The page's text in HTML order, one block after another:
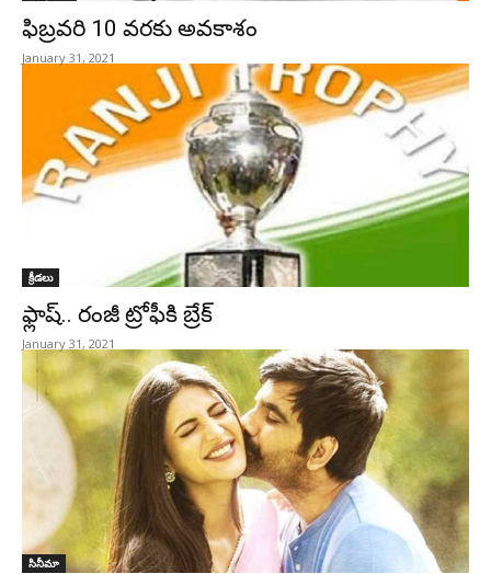
ఫిబ్రవరి 10 వరకు అవకాశం
January 31, 2021
క్రీడలు
ఫ్లాష్.. రంజీ ట్రోఫీకి బ్రేక్‌
January 31, 2021
సినీమా